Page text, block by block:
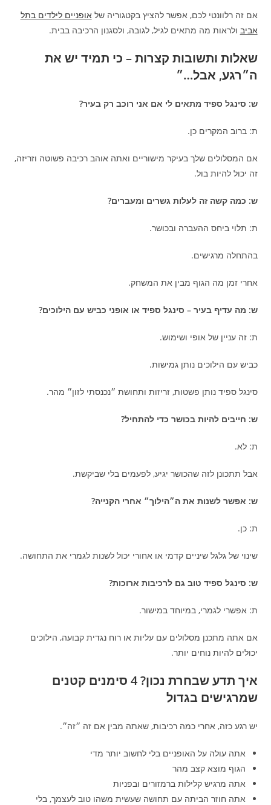
אם זה רלוונטי לכם, אפשר להציץ בקטגוריה שלאופניים לילדים בתל
אביב ולראות מה מתאים לגיל, לגובה, ולסגנון הרכיבה בבית.
שאלות ותשובות קצרות – כי תמיד יש את
ה״רגע, אבל…״
ש: סינגל ספיד מתאים לי אם אני רוכב רק בעיר?
ת: ברוב המקרים כן.
אם המסלולים שלך בעיקר מישוריים ואתה אוהב רכיבה פשוטה וזריזה,
זה יכול להיות בול.
ש: כמה קשה זה לעלות גשרים ומעברים?
ת: תלוי ביחס ההעברה ובכושר.
בהתחלה מרגישים.
אחרי זמן מה הגוף מבין את המשחק.
ש: מה עדיף בעיר – סינגל ספיד או אופני כביש עם הילוכים?
ת: זה עניין של אופי ושימוש.
כביש עם הילוכים נותן גמישות.
סינגל ספיד נותן פשטות, זריזות ותחושת ״נכנסתי לזון״ מהר.
ש: חייבים להיות בכושר כדי להתחיל?
ת: לא.
אבל תתכונן לזה שהכושר יגיע, לפעמים בלי שביקשת.
ש: אפשר לשנות את ה״הילוך״ אחרי הקנייה?
ת: כן.
שינוי של גלגל שיניים קדמי או אחורי יכול לשנות לגמרי את התחושה.
ש: סינגל ספיד טוב גם לרכיבות ארוכות?
ת: אפשרי לגמרי, במיוחד במישור.
אם אתה מתכנן מסלולים עם עליות או רוח נגדית קבועה, הילוכים
יכולים להיות נוחים יותר.
איך תדע שבחרת נכון? 4 סימנים קטנים
שמרגישים בגדול
יש רגע כזה, אחרי כמה רכיבות, שאתה מבין אם זה ״זה״.
אתה עולה על האופניים בלי לחשוב יותר מדי
הגוף מוצא קצב מהר
אתה מרגיש קלילות ברמזורים ובפניות
אתה חוזר הביתה עם תחושה שעשית משהו טוב לעצמך, בלי